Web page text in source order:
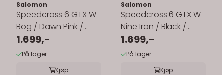
Salomon
Speedcross 6 GTX W
Bog / Dawn Pink /
Acid Lime
1.699,-
På lager
Kjøp
Salomon
Speedcross 6 GTX W
Nine Iron / Black /
Flamingo Pink
1.699,-
På lager
Kjøp